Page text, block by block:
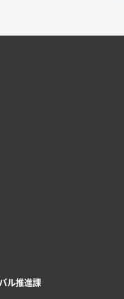
ル推進課